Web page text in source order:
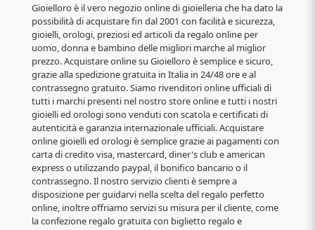
Gioielloro è il vero negozio online di gioielleria che ha dato la
possibilità di acquistare fin dal 2001 con facilità e sicurezza,
gioielli, orologi, preziosi ed articoli da regalo online per
uomo, donna e bambino delle migliori marche al miglior
prezzo. Acquistare online su Gioielloro è semplice e sicuro,
grazie alla spedizione gratuita in Italia in 24/48 ore e al
contrassegno gratuito. Siamo rivenditori online ufficiali di
tutti i marchi presenti nel nostro store online e tutti i nostri
gioielli ed orologi sono venduti con scatola e certificati di
autenticità e garanzia internazionale ufficiali. Acquistare
online gioielli ed orologi è semplice grazie ai pagamenti con
carta di credito visa, mastercard, diner's club e american
express o utilizzando paypal, il bonifico bancario o il
contrassegno. Il nostro servizio clienti è sempre a
disposizione per guidarvi nella scelta del regalo perfetto
online, inoltre offriamo servizi su misura per il cliente, come
la confezione regalo gratuita con biglietto regalo e